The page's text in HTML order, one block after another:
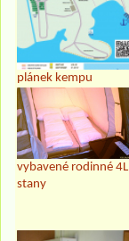
plánek kempu
vybavené rodinné 4L
stany